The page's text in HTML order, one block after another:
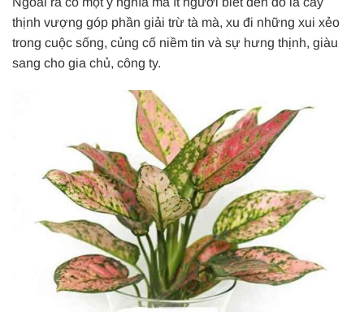
thịnh vượng góp phần giải trừ tà mà, xu đi những xui xẻo
trong cuộc sống, củng cố niềm tin và sự hưng thịnh, giàu
sang cho gia chủ, công ty.